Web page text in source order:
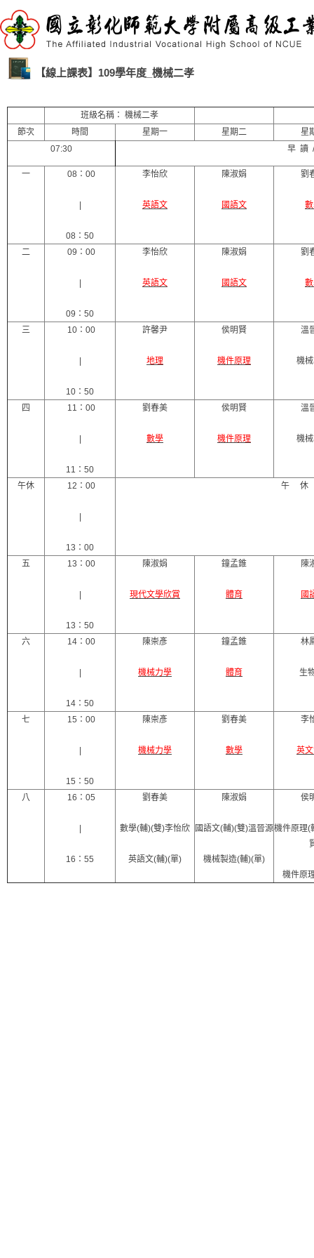
【線上課表】109學年度_機械二孝
班級名稱： 機械二孝
節次
時間 星期一 星期二
星
07:30
早 讀
一 08：00
08：50
李怡欣
英語文
陳淑娟
國語文
劉
二 09：00
09：50
李怡欣
英語文
陳淑娟
國語文
劉
三 10：00
10：50
許馨尹
地理
侯明賢
機件原理
溫
機
四 11：00
11：50
劉春美
數學
侯明賢
機件原理
溫
機
午休 12：00
13：00
午 休
五 13：00
13：50
陳淑娟
現代文學欣賞
鐘孟錐
體育
陳
國
六 14：00
14：50
陳崇彥
機械力學
鐘孟錐
體育
林
生
七 15：00
15：50
陳崇彥
機械力學
劉春美
數學
李
英
八 16：05
16：55
劉春美
數學(輔)(雙)李怡欣
英語文(輔)(單)
陳淑娟
國語文(輔)(雙)溫晉源
機械製造(輔)(單)
侯
機件原理(
機件原